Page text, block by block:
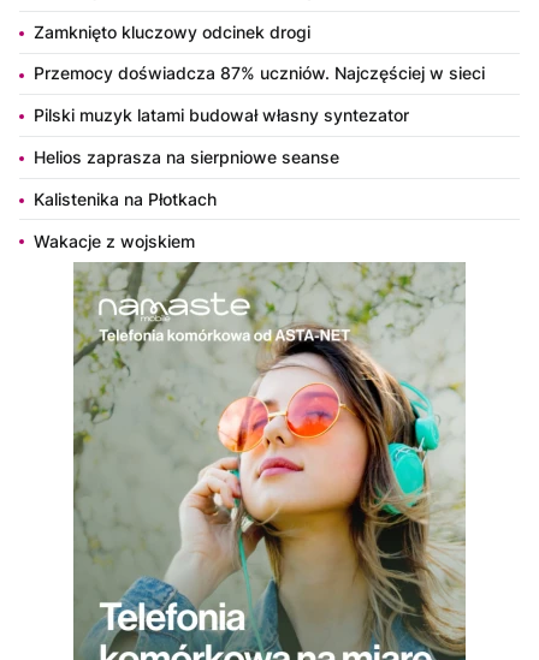
Zamknięto kluczowy odcinek drogi
Przemocy doświadcza 87% uczniów. Najczęściej w sieci
Pilski muzyk latami budował własny syntezator
Helios zaprasza na sierpniowe seanse
Kalistenika na Płotkach
Wakacje z wojskiem